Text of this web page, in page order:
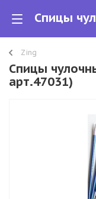
Zing
Спицы
арт.47031)